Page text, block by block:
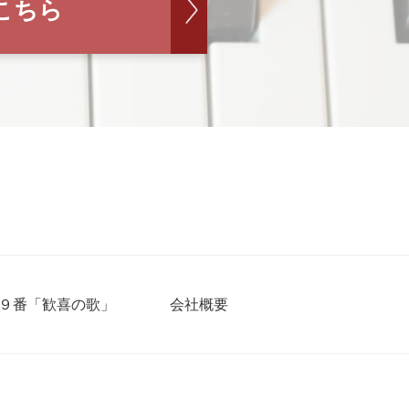
ちら
番「歓喜の歌」 会社概要